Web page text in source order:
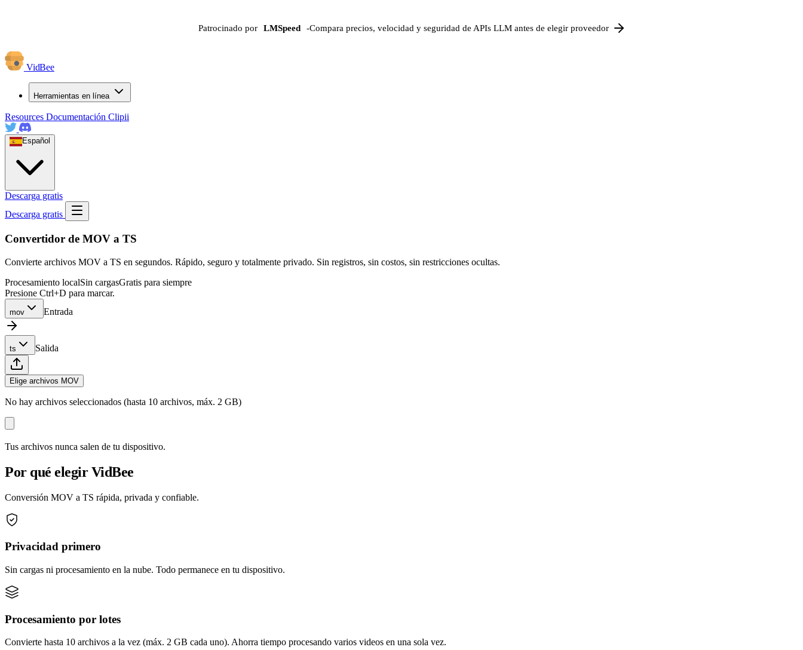
Patrocinado por LMSpeed -Compara precios, velocidad y seguridad de APIs LLM antes de elegir proveedor
VidBee
Herramientas en línea
Resources Documentación Clipii
Español
Descarga gratis
Descarga gratis
Convertidor de MOV a TS
Convierte archivos MOV a TS en segundos. Rápido, seguro y totalmente privado. Sin registros, sin costos, sin restricciones ocultas.
Procesamiento localSin cargasGratis para siempre
Presione Ctrl+D para marcar.
mov Entrada
ts Salida
Elige archivos MOV
No hay archivos seleccionados (hasta 10 archivos, máx. 2 GB)
Tus archivos nunca salen de tu dispositivo.
Por qué elegir VidBee
Conversión MOV a TS rápida, privada y confiable.
Privacidad primero
Sin cargas ni procesamiento en la nube. Todo permanece en tu dispositivo.
Procesamiento por lotes
Convierte hasta 10 archivos a la vez (máx. 2 GB cada uno). Ahorra tiempo procesando varios videos en una sola vez.